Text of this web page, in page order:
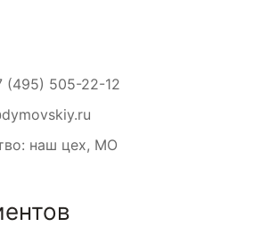
(495) 505-22-12
наш цех, МО